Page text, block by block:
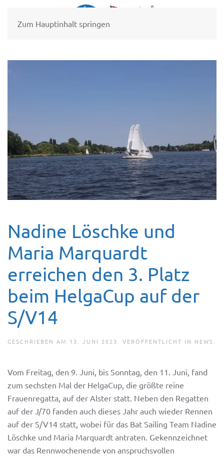
Zum Hauptinhalt springen
Nadine Löschke und
Maria Marquardt
erreichen den 3. Platz
beim HelgaCup auf der
S/V14
GESCHRIEBEN AM 13. JUNI 2023 . VERÖFFENTLICHT IN NEWS
Vom Freitag, den 9. Juni, bis Sonntag, den 11. Juni, fand
zum sechsten Mal der HelgaCup, die größte reine
Frauenregatta, auf der Alster statt. Neben den Regatten
auf der J/70 fanden auch dieses Jahr auch wieder Rennen
auf der S/V14 statt, wobei für das Bat Sailing Team Nadine
Löschke und Maria Marquardt antraten. Gekennzeichnet
war das Rennwochenende von anspruchsvollen